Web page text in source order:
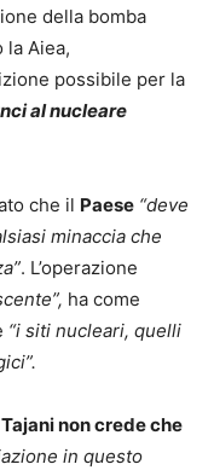
della bomba
la Aiea,
possibile per la
al nucleare
che il Paese “deve
minaccia che
. L’operazione
ha come
“i siti nucleari, quelli
Tajani non crede che
in questo